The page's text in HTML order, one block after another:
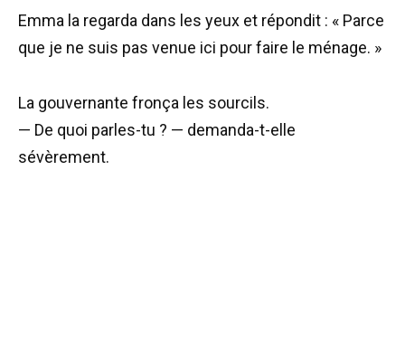
Emma la regarda dans les yeux et répondit : « Parce
que je ne suis pas venue ici pour faire le ménage. »
La gouvernante fronça les sourcils.
— De quoi parles-tu ? — demanda-t-elle
sévèrement.